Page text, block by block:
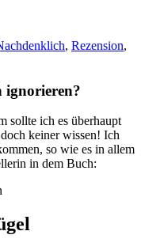
, Rezension,
ignorieren?
sollte ich es überhaupt
keiner wissen! Ich
so wie es in allem
in dem Buch: